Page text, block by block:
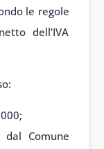
le regole
dell’IVA
Comune